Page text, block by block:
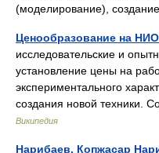
(моделирование),
Ценообразование на
исследовательские и
установление цены на
экспериментального
создания новой техники.
Википедия
Нарибаев, Копжасар